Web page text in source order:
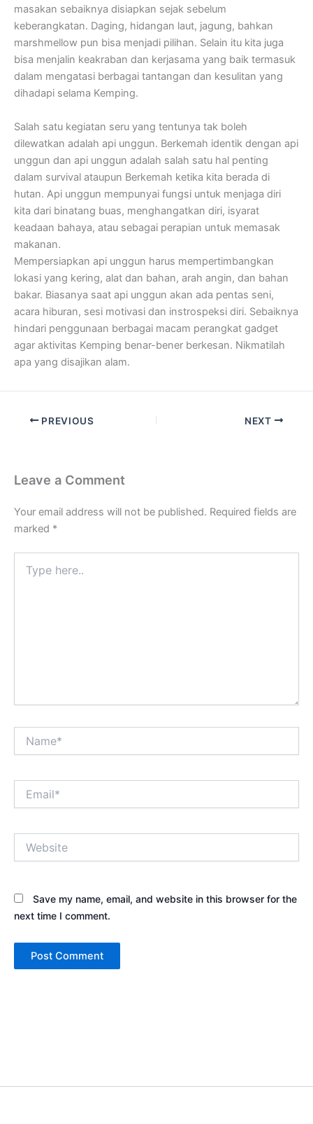
masakan sebaiknya disiapkan sejak sebelum
keberangkatan. Daging, hidangan laut, jagung, bahkan
marshmellow pun bisa menjadi pilihan. Selain itu kita juga
bisa menjalin keakraban dan kerjasama yang baik termasuk
dalam mengatasi berbagai tantangan dan kesulitan yang
dihadapi selama Kemping.
Salah satu kegiatan seru yang tentunya tak boleh
dilewatkan adalah api unggun. Berkemah identik dengan api
unggun dan api unggun adalah salah satu hal penting
dalam survival ataupun Berkemah ketika kita berada di
hutan. Api unggun mempunyai fungsi untuk menjaga diri
kita dari binatang buas, menghangatkan diri, isyarat
keadaan bahaya, atau sebagai perapian untuk memasak
makanan.
Mempersiapkan api unggun harus mempertimbangkan
lokasi yang kering, alat dan bahan, arah angin, dan bahan
bakar. Biasanya saat api unggun akan ada pentas seni,
acara hiburan, sesi motivasi dan instrospeksi diri. Sebaiknya
hindari penggunaan berbagai macam perangkat gadget
agar aktivitas Kemping benar-bener berkesan. Nikmatilah
apa yang disajikan alam.
PREVIOUS NEXT
Leave a Comment
Your email address will not be published. Required fields are
marked *
here..
Save my name, email, and website in this browser for the
next time I comment.